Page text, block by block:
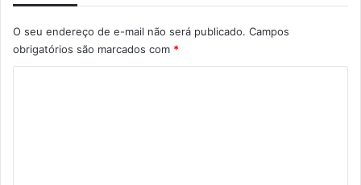
O seu endereço de e-mail não será publicado. Campos
obrigatórios são marcados com *